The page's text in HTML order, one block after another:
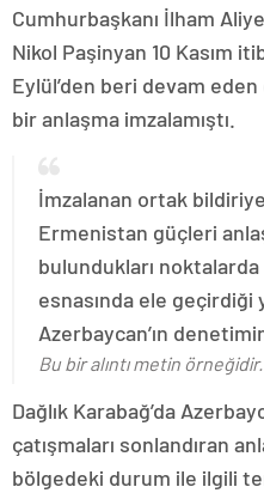
Cumhurbaşkanı İlham
Nikol Paşinyan 10 Kasım
Eylül’den beri devam eden
bir anlaşma imzalamıştı.
İmzalanan ortak
Ermenistan güçleri
bulundukları
esnasında ele
Azerbaycan’ın
Bu bir alıntı metin örneğidir.
Dağlık Karabağ’da
çatışmaları sonlandıran
bölgedeki durum ile ilgili